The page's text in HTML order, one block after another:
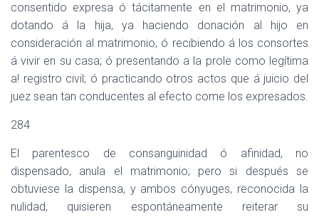
consentido expresa ó tácitamente en el matrimonio, ya
dotando á la hija, ya haciendo donación al hijo en
consideración al matrimonio, ó recibiendo á los consortes
á vivir en su casa; ó presentando a la prole como legítima
a! registro civil; ó practicando otros actos que á juicio del
juez sean tan conducentes al efecto come los expresados.
284
El parentesco de consanguinidad ó afinidad, no
dispensado, anula el matrimonio; pero si después se
obtuviese la dispensa, y ambos cónyuges, reconocida la
nulidad, quisieren espontáneamente reiterar su